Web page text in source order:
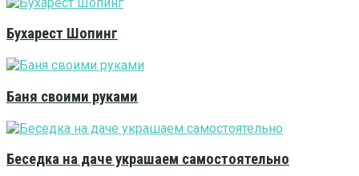
Бухарест Шопинг
Баня своими руками
Беседка на даче украшаем самостоятельно